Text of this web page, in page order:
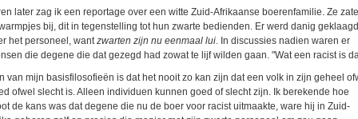
later zag ik een reportage over een witte Zuid-Afrikaanse boerenfamilie. Ze
bij, dit in tegenstelling tot hun zwarte bedienden. Er werd danig geklaagd
het personeel, wantzwarten zijn nu eenmaal lui. In discussies nadien waren er
die degene die dat gezegd had zowat te lijf wilden gaan. "Wat een racist is
van mijn basisfilosofieën is dat het nooit zo kan zijn dat een volk in zijn geheel
ofwel slecht is. Alleen individuen kunnen goed of slecht zijn. Ik berekende hoe
de kans was dat degene die nu de boer voor racist uitmaakte, ware hij in Zuid-